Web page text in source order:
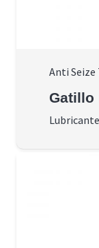
Anti Seize
Gatillo